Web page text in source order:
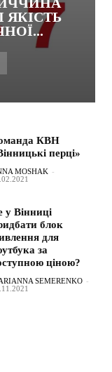
ЯКІСТЬ
КВН
перці»
MOSHAK -
у Вінниці
блок
для
за
ціною?
SEMERENKO -